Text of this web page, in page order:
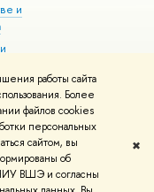
работы сайта
Более
файлов cookies
персональных
сайтом, вы
об
ВШЭ и согласны
✖
и
Условия использования